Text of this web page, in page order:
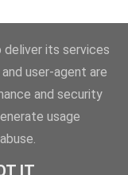
its services
user-agent are
and security
usage
IT